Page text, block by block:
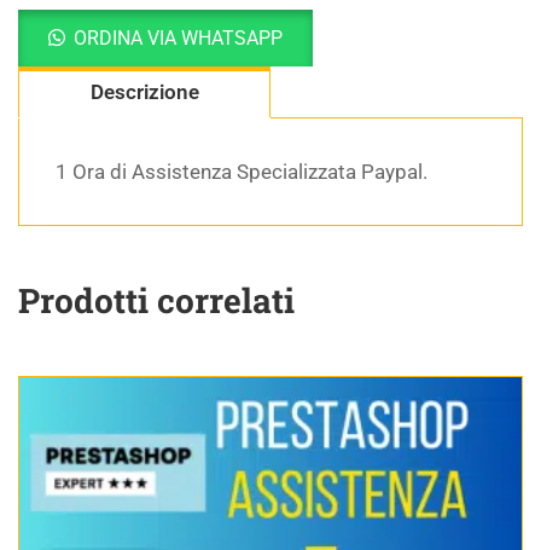
ORDINA VIA WHATSAPP
Descrizione
1 Ora di Assistenza Specializzata Paypal.
Prodotti correlati